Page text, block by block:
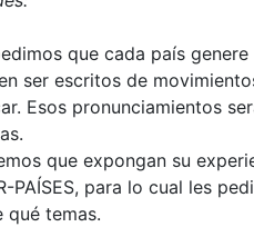
que cada país
ser escritos de
Esos pronunciamientos
que expongan su
PAÍSES, para lo cual les
qué temas.